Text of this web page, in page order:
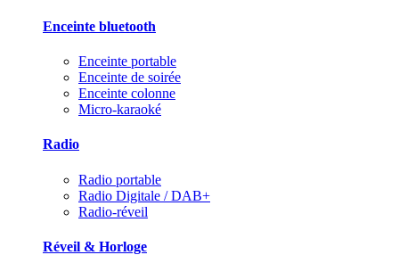
Enceinte bluetooth
Enceinte portable
Enceinte de soirée
Enceinte colonne
Micro-karaoké
Radio
Radio portable
Radio Digitale / DAB+
Radio-réveil
Réveil & Horloge